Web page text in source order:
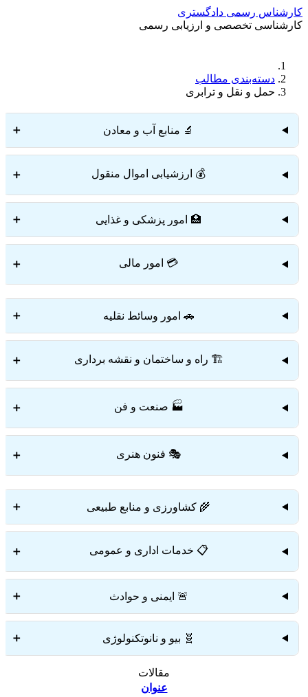
کارشناس رسمی دادگستری
کارشناسی تخصصی و ارزیابی رسمی
دسته‌بندی مطالب
حمل و نقل و ترابری
🔬 منابع آب و معادن ➕
💰 ارزشیابی اموال منقول ➕
🏥 امور پزشکی و غذایی ➕
💳 امور مالی ➕
🚗 امور وسائط نقلیه ➕
🏗️ راه و ساختمان و نقشه برداری ➕
🏭 صنعت و فن ➕
🎭 فنون هنری ➕
🌾 کشاورزی و منابع طبیعی ➕
📋 خدمات اداری و عمومی ➕
🚨 ایمنی و حوادث ➕
🧬 بیو و نانوتکنولوژی ➕
مقالات
عنوان